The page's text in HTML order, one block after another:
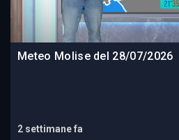
Meteo Molise del 28/07/2026
2 settimane fa